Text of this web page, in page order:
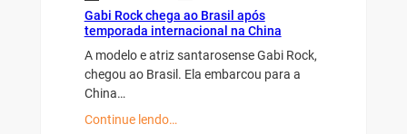
Gabi Rock chega ao Brasil após
temporada internacional na China
A modelo e atriz santarosense Gabi Rock,
chegou ao Brasil. Ela embarcou para a
China…
Continue lendo…